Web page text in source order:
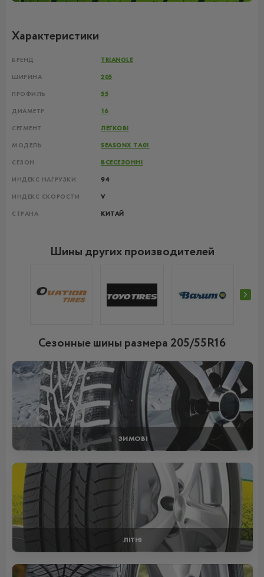
Характеристики
БРЕНД TRIANGLE
ШИРИНА 205
ПРОФИЛЬ 55
ДИАМЕТР 16
СЕГМЕНТ ЛЕГКОВІ
МОДЕЛЬ SEASONX TA01
СЕЗОН ВСЕСЕЗОННІ
ИНДЕКС НАГРУЗКИ 94
ИНДЕКС СКОРОСТИ V
СТРАНА КИТАЙ
Шины других производителей
Сезонные шины размера 205/55R16
ЗИМОВІ
ЛІТНІ